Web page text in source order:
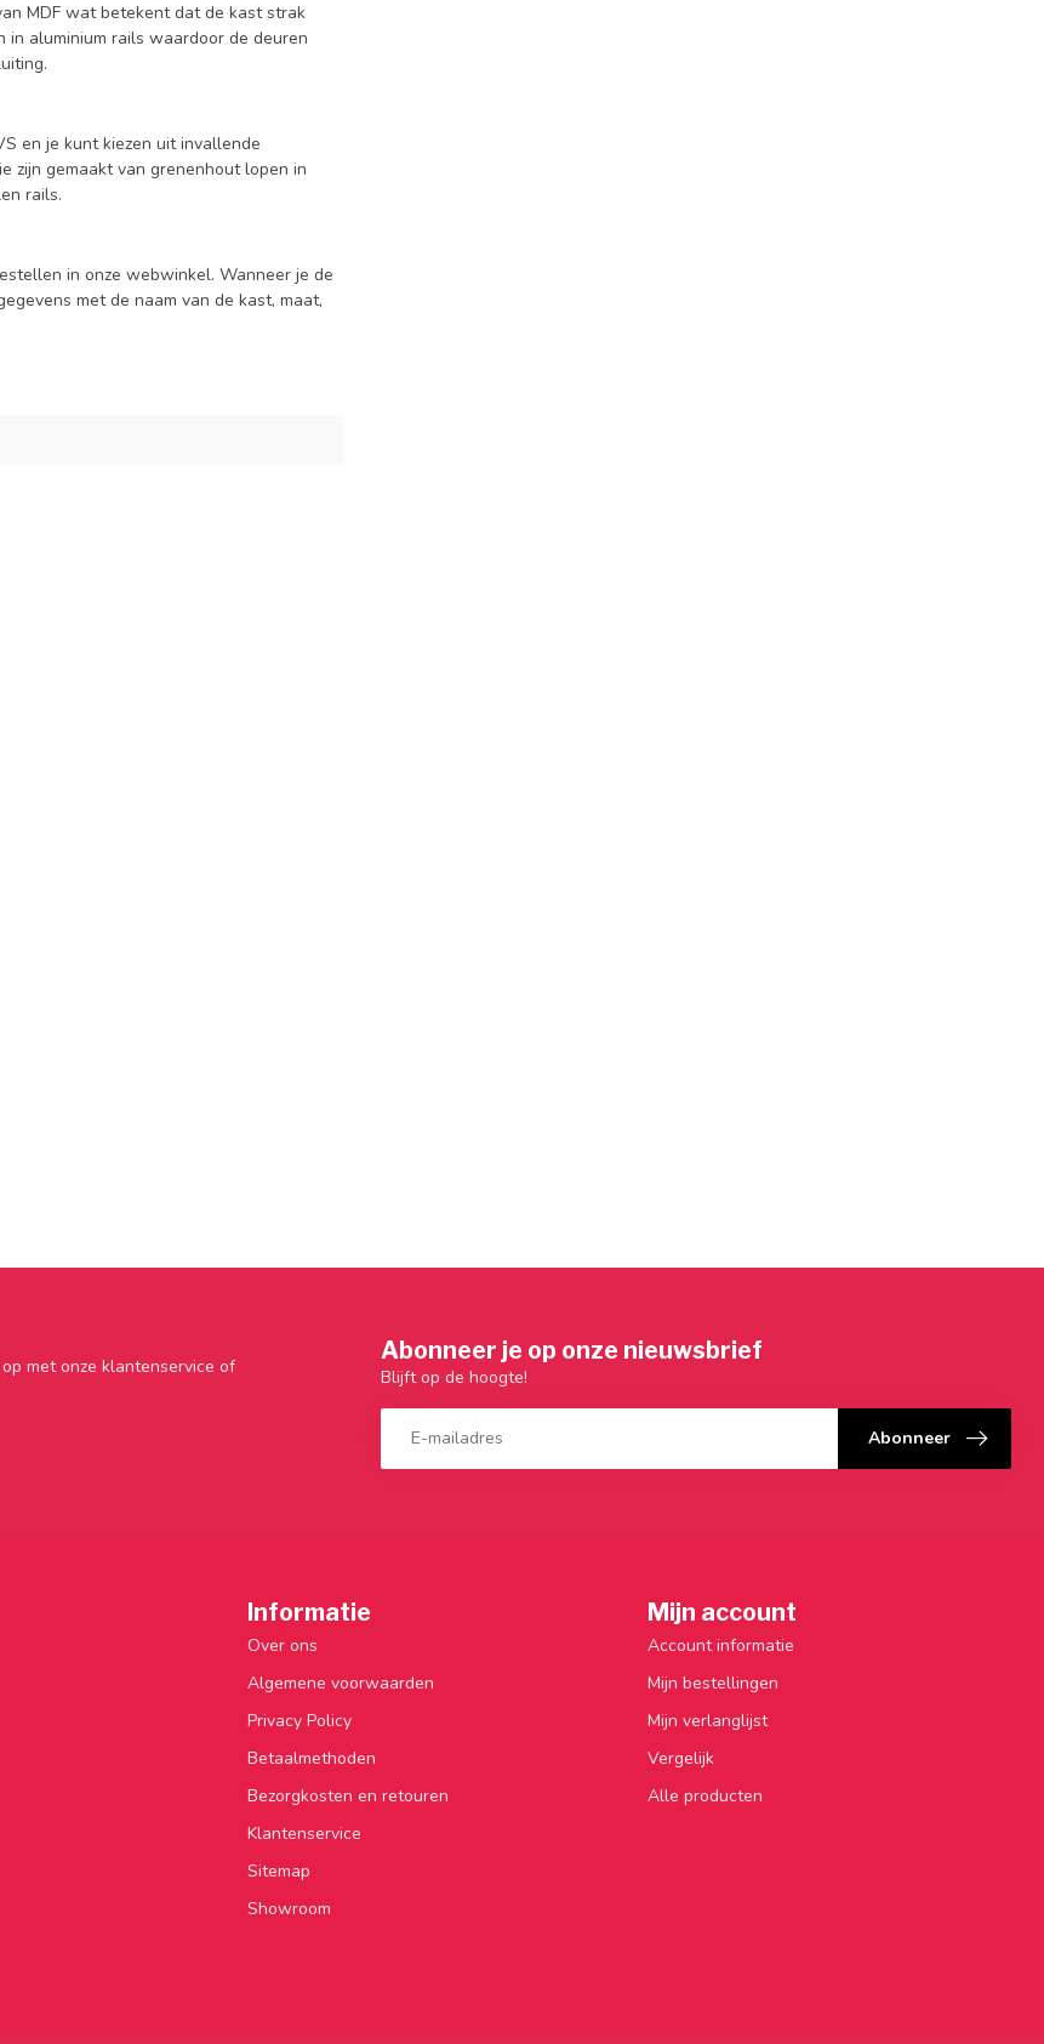
MDF wat betekent dat de kast strak
aluminium rails waardoor de deuren
en je kunt kiezen uit invallende
zijn gemaakt van grenenhout lopen in
rails.
in onze webwinkel. Wanneer je de
met de naam van de kast, maat,
met onze klantenservice of
Abonneer je op onze nieuwsbrief
Blijft op de hoogte!
Abonneer
Informatie
Over ons
Algemene voorwaarden
Privacy Policy
Betaalmethoden
Bezorgkosten en retouren
Klantenservice
Sitemap
Showroom
Mijn account
Account informatie
Mijn bestellingen
Mijn verlanglijst
Vergelijk
Alle producten